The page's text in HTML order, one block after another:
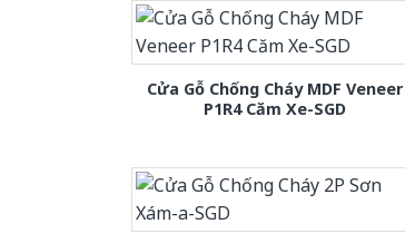
Cửa Gỗ Chống Cháy MDF Veneer
P1R4 Căm Xe-SGD